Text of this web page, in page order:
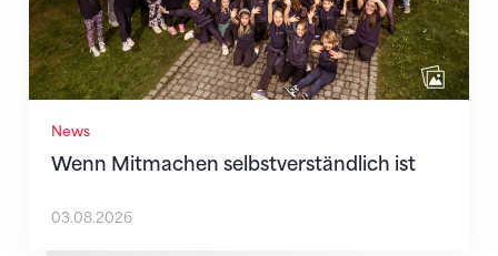
News
Wenn Mitmachen selbstverständlich ist
03.08.2026